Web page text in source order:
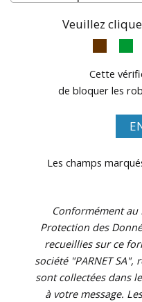
Veuillez
Cette
de bloquer les
Les champs
Conformément au
Protection des
recueillies sur ce
société "PARNET
sont collectées dans
à votre message.